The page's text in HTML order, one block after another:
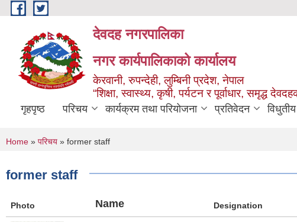
Skip to main content
देवदह नगरपालिका
नगर कार्यपालिकाको कार्यालय
केरवानी, रुपन्देही, लुम्बिनी प्रदेश, नेपाल
“शिक्षा, स्वास्थ्य, कृषी, पर्यटन र पूर्वाधार, समृद्ध
गृहपृष्ठ परिचय कार्यक्रम तथा परियोजना प्रतिवेदन
You are here
Home » परिचय » former staff
former staff
Photo Name Designation